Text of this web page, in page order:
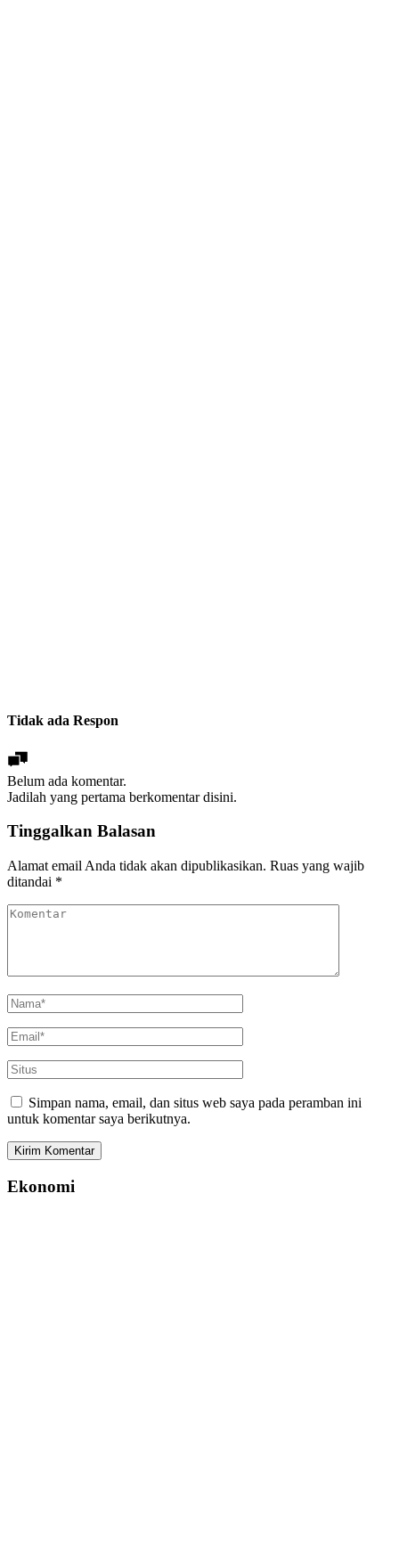
Tidak ada Respon
Belum ada komentar.
Jadilah yang pertama berkomentar disini.
Tinggalkan Balasan
Alamat email Anda tidak akan dipublikasikan. Ruas yang wajib
ditandai *
Simpan nama, email, dan situs web saya pada peramban ini
untuk komentar saya berikutnya.
Ekonomi